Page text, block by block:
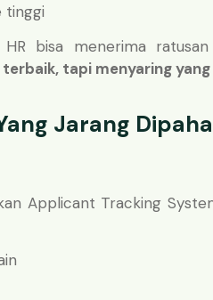
tinggi
HR bisa menerima
tapi menyaring
Jarang
Applicant Tracking